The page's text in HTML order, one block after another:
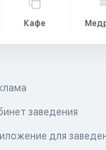
Кафе
заведения
для